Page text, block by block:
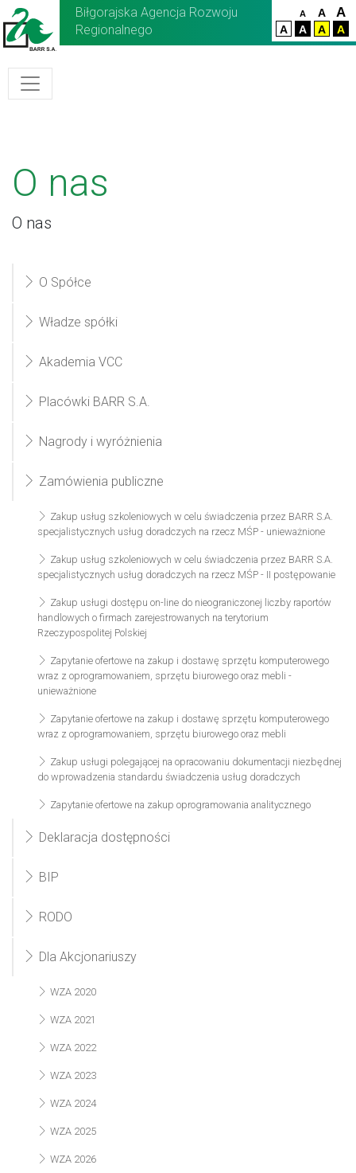
Biłgorajska Agencja Rozwoju
Regionalnego
A A A
A A A A
O nas
O nas
O Spółce
Władze spółki
Akademia VCC
Placówki BARR S.A.
Nagrody i wyróżnienia
Zamówienia publiczne
Zakup usług szkoleniowych w celu świadczenia przez BARR S.A.
specjalistycznych usług doradczych na rzecz MŚP - unieważnione
Zakup usług szkoleniowych w celu świadczenia przez BARR S.A.
specjalistycznych usług doradczych na rzecz MŚP - II postępowanie
Zakup usługi dostępu on-line do nieograniczonej liczby raportów
handlowych o firmach zarejestrowanych na terytorium
Rzeczypospolitej Polskiej
Zapytanie ofertowe na zakup i dostawę sprzętu komputerowego
wraz z oprogramowaniem, sprzętu biurowego oraz mebli -
unieważnione
Zapytanie ofertowe na zakup i dostawę sprzętu komputerowego
wraz z oprogramowaniem, sprzętu biurowego oraz mebli
Zakup usługi polegającej na opracowaniu dokumentacji niezbędnej
do wprowadzenia standardu świadczenia usług doradczych
Zapytanie ofertowe na zakup oprogramowania analitycznego
Deklaracja dostępności
BIP
RODO
Dla Akcjonariuszy
WZA 2020
WZA 2021
WZA 2022
WZA 2023
WZA 2024
WZA 2025
WZA 2026